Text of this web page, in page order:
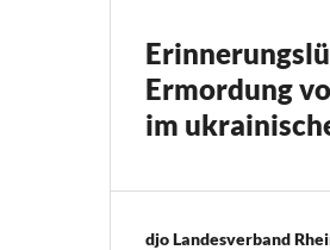
Ermordung
im
djo Landesverband